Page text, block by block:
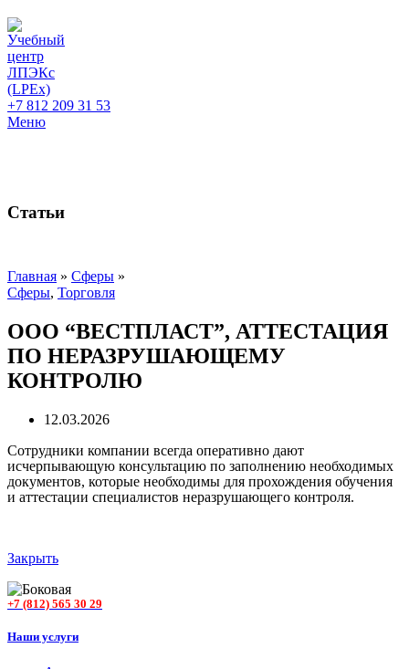
+7 812 209 31 53
Меню
Статьи
Главная » Сферы »
Сферы, Торговля
ООО “ВЕСТПЛАСТ”, АТТЕСТАЦИЯ
ПО НЕРАЗРУШАЮЩЕМУ
КОНТРОЛЮ
12.03.2026
Сотрудники компании всегда оперативно дают
исчерпывающую консультацию по заполнению необходимых
документов, которые необходимы для прохождения обучения
и аттестации специалистов неразрушающего контроля.
Закрыть
+7 (812) 565 30 29
Наши услуги